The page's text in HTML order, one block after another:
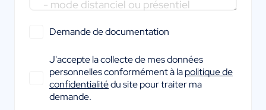
Demande de documentation
J'accepte la collecte de mes données
personnelles conformément à lapolitique de
confidentialitédu site pour traiter ma
demande.